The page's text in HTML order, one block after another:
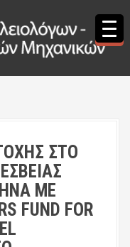
ΣΤΟ
ΜΕ
FUND FOR